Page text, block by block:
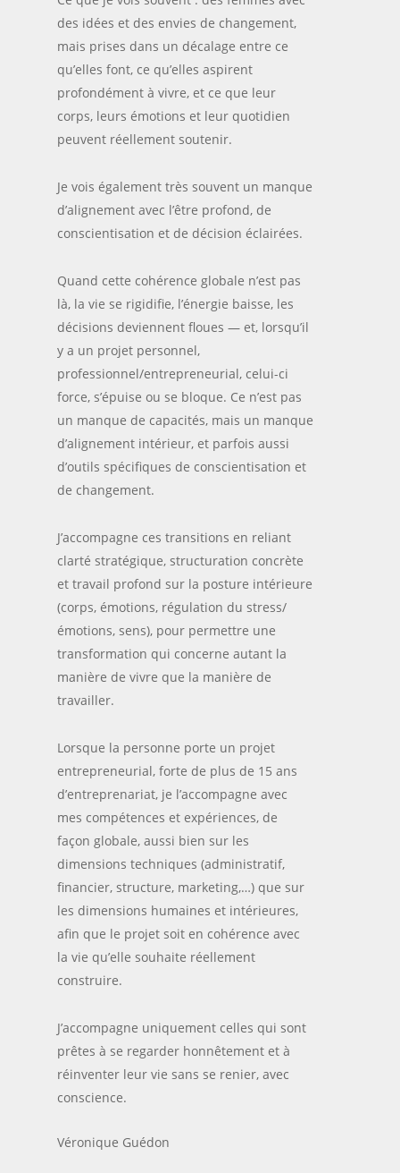
des idées et des envies de changement,
mais prises dans un décalage entre ce
qu’elles font, ce qu’elles aspirent
profondément à vivre, et ce que leur
corps, leurs émotions et leur quotidien
peuvent réellement soutenir.
Je vois également très souvent un manque
d’alignement avec l’être profond, de
conscientisation et de décision éclairées.
Quand cette cohérence globale n’est pas
là, la vie se rigidifie, l’énergie baisse, les
décisions deviennent floues — et, lorsqu’il
y a un projet personnel,
professionnel/entrepreneurial, celui-ci
force, s’épuise ou se bloque. Ce n’est pas
un manque de capacités, mais un manque
d’alignement intérieur, et parfois aussi
d’outils spécifiques de conscientisation et
de changement.
J’accompagne ces transitions en reliant
clarté stratégique, structuration concrète
et travail profond sur la posture intérieure
(corps, émotions, régulation du stress/
émotions, sens), pour permettre une
transformation qui concerne autant la
manière de vivre que la manière de
travailler.
Lorsque la personne porte un projet
entrepreneurial, forte de plus de 15 ans
d’entreprenariat, je l’accompagne avec
mes compétences et expériences, de
façon globale, aussi bien sur les
dimensions techniques (administratif,
financier, structure, marketing,…) que sur
les dimensions humaines et intérieures,
afin que le projet soit en cohérence avec
la vie qu’elle souhaite réellement
construire.
J’accompagne uniquement celles qui sont
prêtes à se regarder honnêtement et à
réinventer leur vie sans se renier, avec
conscience.
Véronique Guédon